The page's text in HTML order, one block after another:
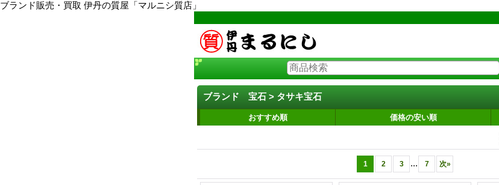
ブランド販売・買取 伊丹の質屋「マルニシ質店」
ブランド 宝石 > タサキ宝石
おすすめ順 価格の安い順
1 2 3 ... 7 次»